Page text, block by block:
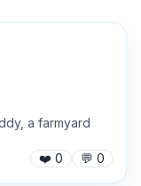
a farmyard
❤️ 0 💬 0